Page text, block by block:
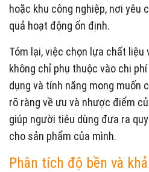
hoặc khu công nghiệp, nơi yêu
quả hoạt động ổn định.
Tóm lại, việc chọn lựa chất liệu
không chỉ phụ thuộc vào chi
dụng và tính năng mong muốn
rõ ràng về ưu và nhược điểm
giúp người tiêu dùng đưa ra
cho sản phẩm của mình.
Phân tích độ bền và